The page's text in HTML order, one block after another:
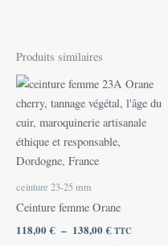
Produits similaires
ceinture 23-25 mm
Ceinture femme Orane
118,00€ – 138,00€
Plage
prix :
118,00 €
à
138,00 €
TTC
Ce
produit
a
être